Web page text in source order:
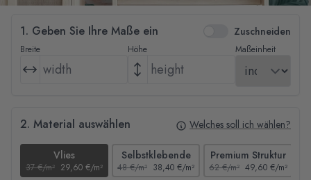
1. Geben Sie Ihre Maße ein Zuschneiden
Breite Höhe Maßeinheit
2. Material auswählen Welches soll ich wählen?
Vlies
37 €/m² 29,60 €/m²
Selbstklebende
48 €/m² 38,40 €/m²
Premium Struktur
62 €/m² 49,60 €/m²